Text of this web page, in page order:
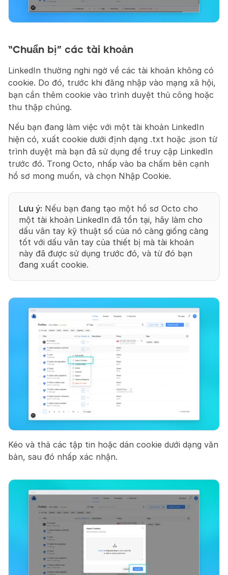
“Chuẩn bị” các tài khoản
LinkedIn thường nghi ngờ về các tài khoản không có
cookie. Do đó, trước khi đăng nhập vào mạng xã hội,
bạn cần thêm cookie vào trình duyệt thủ công hoặc
thu thập chúng.
Nếu bạn đang làm việc với một tài khoản LinkedIn
hiện có, xuất cookie dưới định dạng .txt hoặc .json từ
trình duyệt mà bạn đã sử dụng để truy cập LinkedIn
trước đó. Trong Octo, nhấp vào ba chấm bên cạnh
hồ sơ mong muốn, và chọn Nhập Cookie.
Lưu ý: Nếu bạn đang tạo một hồ sơ Octo cho
một tài khoản LinkedIn đã tồn tại, hãy làm cho
dấu vân tay kỹ thuật số của nó càng giống càng
tốt với dấu vân tay của thiết bị mà tài khoản
này đã được sử dụng trước đó, và từ đó bạn
đang xuất cookie.
Kéo và thả các tập tin hoặc dán cookie dưới dạng văn
bản, sau đó nhấp xác nhận.